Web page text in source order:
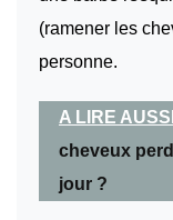
(ramener les
personne.
A LIRE AUSSI
cheveux
jour ?